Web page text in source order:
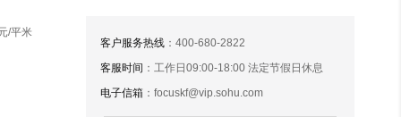
/平米
客户服务热线 ：400-680-2822
客服时间 ：工作日09:00-18:00 法定节假日休息
电子信箱 ：focuskf@vip.sohu.com